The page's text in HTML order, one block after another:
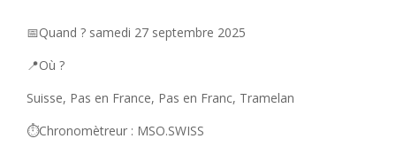
📅Quand ? samedi 27 septembre 2025
📍Où ?
Suisse, Pas en France, Pas en Franc, Tramelan
⏱️Chronomètreur : MSO.SWISS